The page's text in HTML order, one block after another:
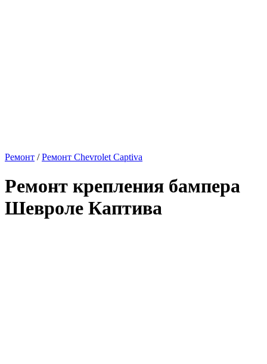
Ремонт /Ремонт Chevrolet Captiva
Ремонт крепления бампера
Шевроле Каптива